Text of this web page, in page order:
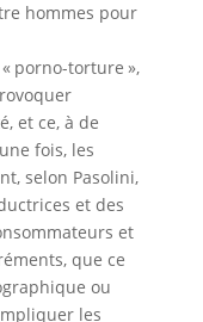
hommes pour
porno-torture »,
et ce, à de
fois, les
selon Pasolini,
et des
et
que ce
ou
les